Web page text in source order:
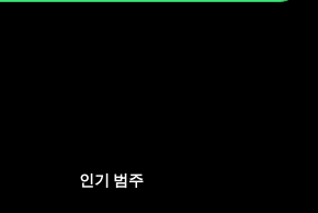
인기 범주